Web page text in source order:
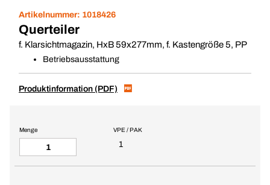
Artikelnummer: 1018426
Querteiler
f. Klarsichtmagazin, HxB 59x277mm, f. Kastengröße 5, PP
Betriebsausstattung
Produktinformation (PDF)
VPE / PAK
1
Menge